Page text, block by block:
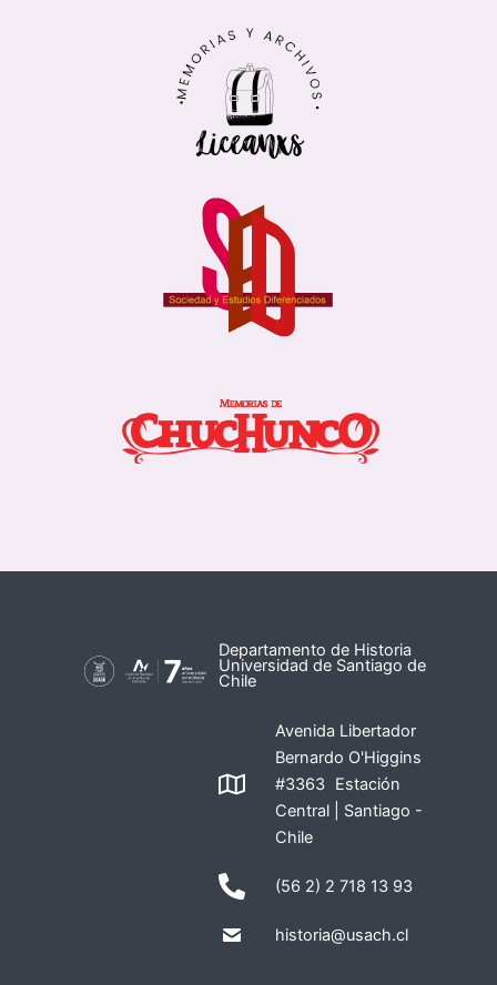
Departamento de Historia
Universidad de Santiago de
Chile
Avenida Libertador
Bernardo O'Higgins
#3363 Estación
Central | Santiago -
Chile
(56 2) 2 718 13 93
historia@usach.cl